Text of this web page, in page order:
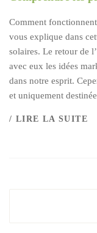
Comment
vous explique dans
solaires. Le retour de
avec eux les idées
dans notre esprit.
et uniquement
/ LIRE LA SUITE